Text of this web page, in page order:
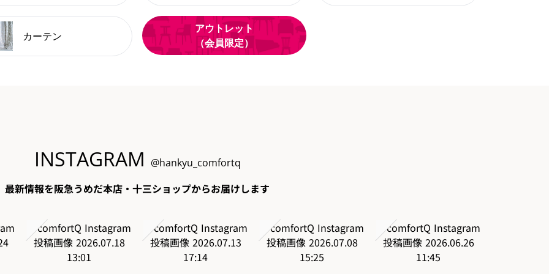
カーテン
アウトレット
（会員限定）
INSTAGRAM @hankyu_comfortq
最新情報を阪急うめだ本店・十三ショップからお届けします